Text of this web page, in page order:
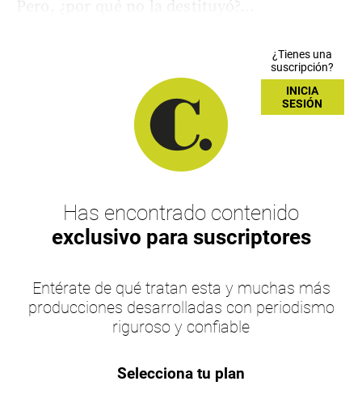
Pero, ¿por qué no la destituyó?...
¿Tienes una
suscripción?
INICIA
SESIÓN
Has encontrado contenido
exclusivo para suscriptores
Entérate de qué tratan esta y muchas más
producciones desarrolladas con periodismo
riguroso y confiable
Selecciona tu plan